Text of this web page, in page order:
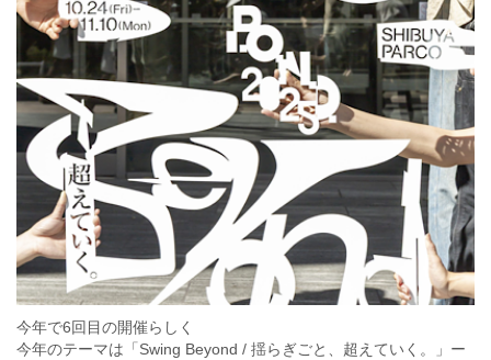
今年で6回目の開催らしく
今年のテーマは「Swing Beyond / 揺らぎごと、超えていく。」ー